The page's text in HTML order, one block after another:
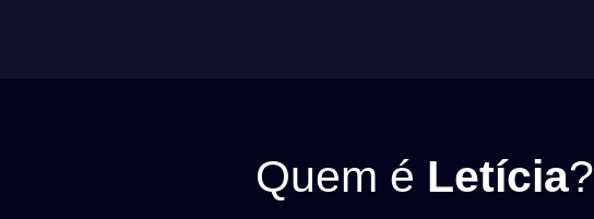
Quem é Letícia?